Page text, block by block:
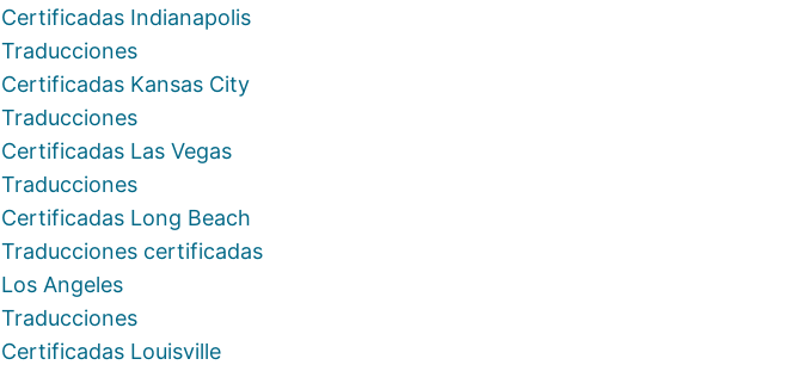
Certificadas Indianapolis
Traducciones
Certificadas Kansas City
Traducciones
Certificadas Las Vegas
Traducciones
Certificadas Long Beach
Traducciones certificadas
Los Angeles
Traducciones
Certificadas Louisville